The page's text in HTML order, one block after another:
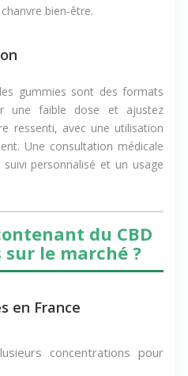
différentes qu’ils
gummies sont des formats
une faible dose et ajustez
ressenti, avec une utilisation
Une consultation médicale
personnalisé et un usage
du CBD
le marché ?